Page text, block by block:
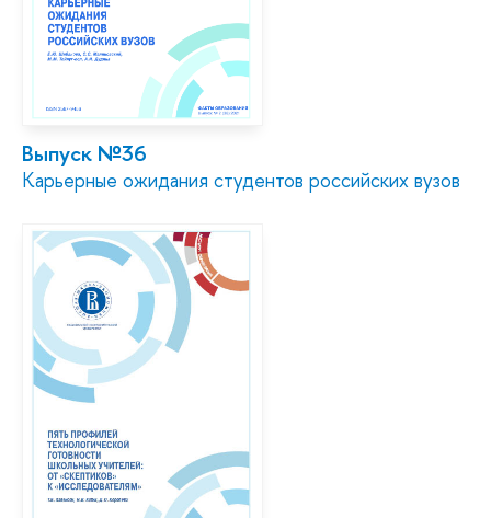
Выпуск №36
Карьерные ожидания студентов российских вузов